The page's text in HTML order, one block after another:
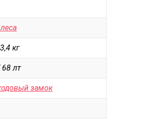
Рюкзаки на колесах
ШОППЕРЫ
Кейсы и планшеты
Кейсы
Планшеты
кг
лт
замок